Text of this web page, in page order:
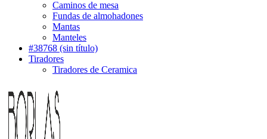
Caminos de mesa
Fundas de almohadones
Mantas
Manteles
#38768 (sin título)
Tiradores
Tiradores de Ceramica